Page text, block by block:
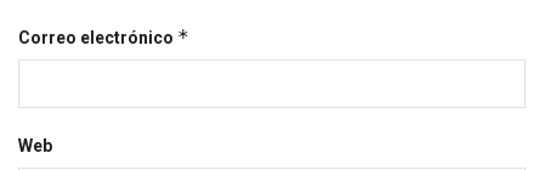
Correo electrónico *
Web